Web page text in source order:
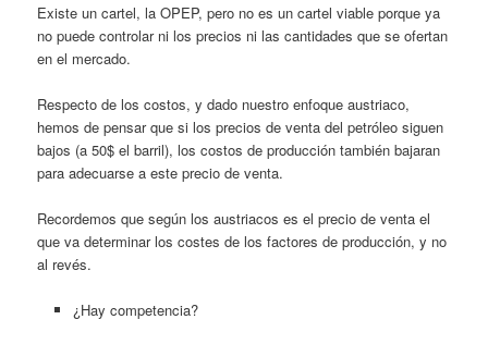
Existe un cartel, la OPEP, pero no es un cartel viable porque ya
no puede controlar ni los precios ni las cantidades que se ofertan
en el mercado.
Respecto de los costos, y dado nuestro enfoque austriaco,
hemos de pensar que si los precios de venta del petróleo siguen
bajos (a 50$ el barril), los costos de producción también bajaran
para adecuarse a este precio de venta.
Recordemos que según los austriacos es el precio de venta el
que va determinar los costes de los factores de producción, y no
al revés.
¿Hay competencia?